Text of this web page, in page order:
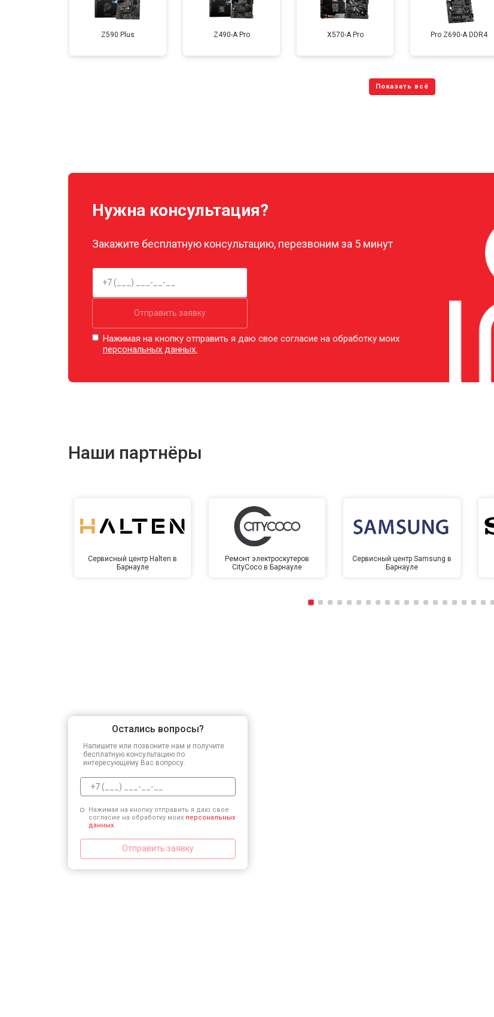
Z590 Plus Z490-A Pro X570-A Pro Pro Z690-A DDR4
Нужна консультация?
Закажите бесплатную консультацию, перезвоним за 5 минут
Отправить заявку
Нажимая на кнопку отправить я даю свое согласие на обработку моих
персональных данных.
Наши партнёры
Сервисный центр Halten в
Барнауле
Ремонт электроскутеров
CityCoco в Барнауле
Сервисный центр Samsung в
Барнауле
Остались вопросы?
Напишите или позвоните нам и получите
бесплатную консультацию по
интересующему Вас вопросу.
Нажимая на кнопку отправить я даю свое
согласие на обработку моих персональных
данных.
Отправить заявку